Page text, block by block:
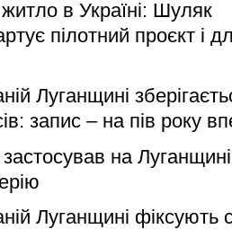
в Україні: Шуляк
пілотний проєкт і
Луганщині
запис – на пів року
на Луганщині
Луганщині фіксують